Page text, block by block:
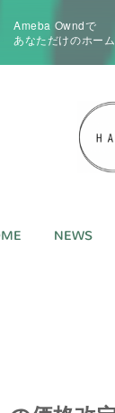
Ameba Owndで
あなただけのホー
NEWS